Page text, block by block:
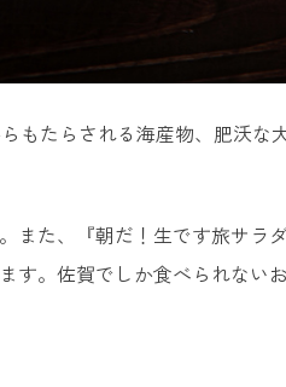
もたらされる海産物、肥沃な
た、『朝だ！生です旅サラダ
す。佐賀でしか食べられない